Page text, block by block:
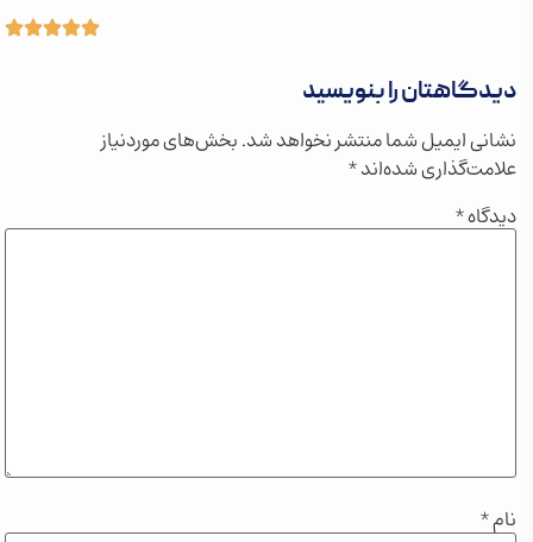
دیدگاهتان را بنویسید
نشانی ایمیل شما منتشر نخواهد شد.بخش‌های موردنیاز
علامت‌گذاری شده‌اند*
دیدگاه*
نام*